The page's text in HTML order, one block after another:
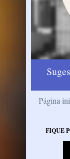
Página
FIQUE